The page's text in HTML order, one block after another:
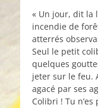
« Un jour, dit la
incendie de
atterrés
Seul le petit
quelques
jeter sur le feu.
agacé par ses
Colibri ! Tu n’es